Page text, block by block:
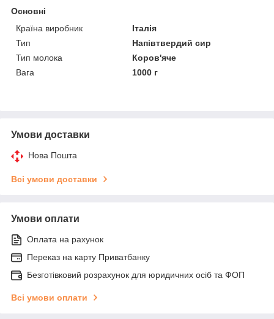
Основні
Країна виробник
Італія
Тип
Напівтвердий сир
Тип молока
Коров'яче
Вага
1000 г
Умови доставки
Нова Пошта
Всі умови доставки
Умови оплати
Оплата на рахунок
Переказ на карту Приватбанку
Безготівковий розрахунок для юридичних осіб та ФОП
Всі умови оплати